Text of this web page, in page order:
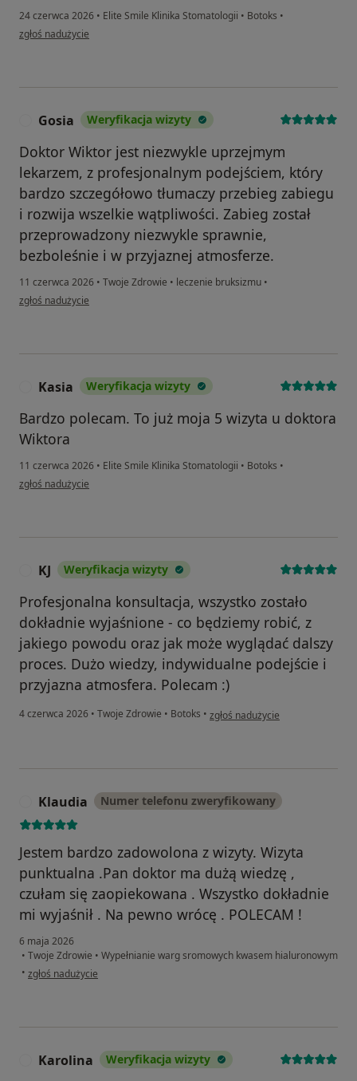
24 czerwca 2026 • Elite Smile Klinika Stomatologii • Botoks •
w opinii użytkownika Wiktoria
zgłoś nadużycie
Gosia Weryfikacja wizyty
Doktor Wiktor jest niezwykle uprzejmym
lekarzem, z profesjonalnym podejściem, który
bardzo szczegółowo tłumaczy przebieg zabiegu
i rozwija wszelkie wątpliwości. Zabieg został
przeprowadzony niezwykle sprawnie,
bezboleśnie i w przyjaznej atmosferze.
11 czerwca 2026 • Twoje Zdrowie • leczenie bruksizmu •
w opinii użytkownika Gosia
zgłoś nadużycie
Kasia Weryfikacja wizyty
Bardzo polecam. To już moja 5 wizyta u doktora
Wiktora
11 czerwca 2026 • Elite Smile Klinika Stomatologii • Botoks •
w opinii użytkownika Kasia
zgłoś nadużycie
KJ Weryfikacja wizyty
Profesjonalna konsultacja, wszystko zostało
dokładnie wyjaśnione - co będziemy robić, z
jakiego powodu oraz jak może wyglądać dalszy
proces. Dużo wiedzy, indywidualne podejście i
przyjazna atmosfera. Polecam :)
4 czerwca 2026 • Twoje Zdrowie • Botoks • w opinii użytkownika KJ
zgłoś nadużycie
Klaudia Numer telefonu zweryfikowany
Jestem bardzo zadowolona z wizyty. Wizyta
punktualna .Pan doktor ma dużą wiedzę ,
czułam się zaopiekowana . Wszystko dokładnie
mi wyjaśnił . Na pewno wrócę . POLECAM !
6 maja 2026
• Twoje Zdrowie • Wypełnianie warg sromowych kwasem hialuronowym
• w opinii użytkownika Klaudia
zgłoś nadużycie
Karolina Weryfikacja wizyty